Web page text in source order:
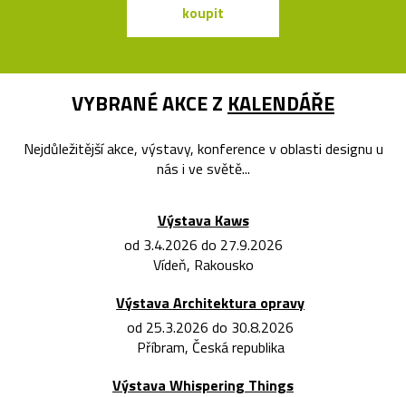
koupit
VYBRANÉ AKCE Z KALENDÁŘE
Nejdůležitější akce, výstavy, konference v oblasti designu u
nás i ve světě...
Výstava Kaws
od 3.4.2026 do 27.9.2026
Vídeň, Rakousko
Výstava Architektura opravy
od 25.3.2026 do 30.8.2026
Příbram, Česká republika
Výstava Whispering Things